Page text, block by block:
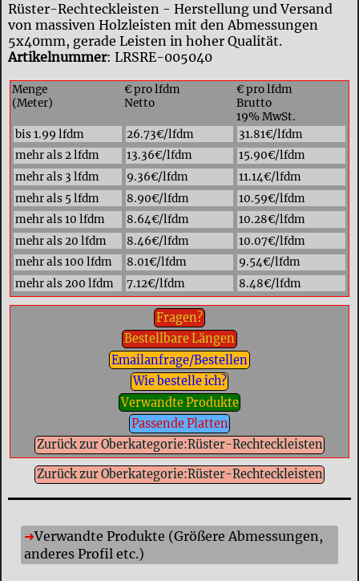
Rüster-Rechteckleisten - Herstellung und Versand
von massiven Holzleisten mit den Abmessungen
5x40mm, gerade Leisten in hoher Qualität.
Artikelnummer: LRSRE-005040
Menge
(Meter)
€ pro lfdm
Netto
€ pro lfdm
Brutto
19% MwSt.
bis 1.99 lfdm
26.73€/lfdm
31.81€/lfdm
mehr als 2 lfdm
13.36€/lfdm
15.90€/lfdm
mehr als 3 lfdm
9.36€/lfdm
11.14€/lfdm
mehr als 5 lfdm
8.90€/lfdm
10.59€/lfdm
mehr als 10 lfdm
8.64€/lfdm
10.28€/lfdm
mehr als 20 lfdm
8.46€/lfdm
10.07€/lfdm
mehr als 100 lfdm
8.01€/lfdm
9.54€/lfdm
mehr als 200 lfdm
7.12€/lfdm 8.48€/lfdm
Fragen?
Bestellbare Längen
Emailanfrage/Bestellen
Wie bestelle ich?
Verwandte Produkte
Passende Platten
Zurück zur Oberkategorie:Rüster-Rechteckleisten
Zurück zur Oberkategorie:Rüster-Rechteckleisten
Verwandte Produkte (Größere Abmessungen,
anderes Profil etc.)